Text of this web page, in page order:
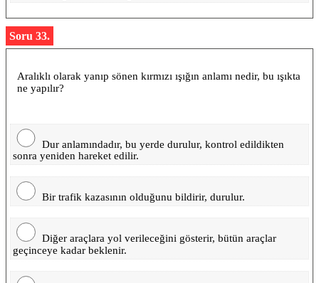
Soru 33.
Aralıklı olarak yanıp sönen kırmızı ışığın anlamı nedir, bu ışıkta
ne yapılır?
Dur anlamındadır, bu yerde durulur, kontrol edildikten
sonra yeniden hareket edilir.
Bir trafik kazasının olduğunu bildirir, durulur.
Diğer araçlara yol verileceğini gösterir, bütün araçlar
geçinceye kadar beklenir.